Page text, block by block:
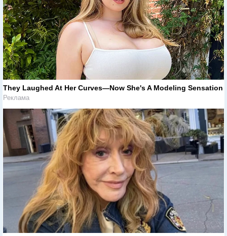
They Laughed At Her Curves—Now She's A Modeling Sensation
Реклама